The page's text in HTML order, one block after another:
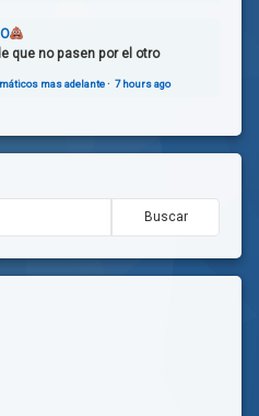
que no pasen por el otro
mas adelante· 7 hours ago
Buscar